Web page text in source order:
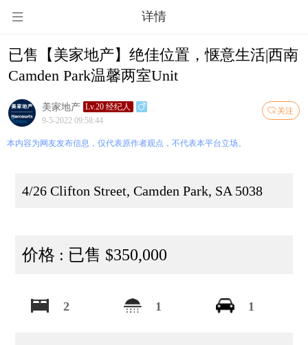
详情
已售【美家地产】绝佳位置，惬意生活|西南
Camden Park温馨两室Unit
关注
美家地产 Lv.20 经纪人
9-5-2022 09:58:44
本内容为网友发布信息，仅代表原作者观点，不代表本平台立场。
4/26 Clifton Street, Camden Park, SA 5038
价格 : 已售 $350,000
2 1 1